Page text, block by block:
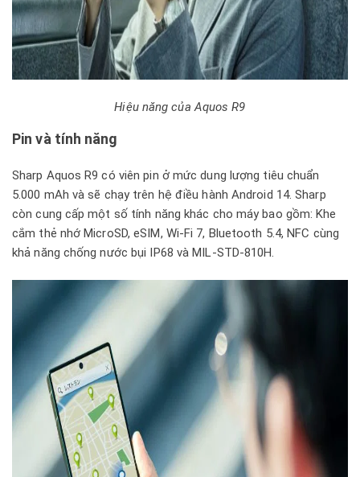
Hiệu năng của Aquos R9
Pin và tính năng
Sharp Aquos R9 có viên pin ở mức dung lượng tiêu chuẩn
5.000 mAh và sẽ chạy trên hệ điều hành Android 14. Sharp
còn cung cấp một số tính năng khác cho máy bao gồm: Khe
cắm thẻ nhớ MicroSD, eSIM, Wi-Fi 7, Bluetooth 5.4, NFC cùng
khả năng chống nước bụi IP68 và MIL-STD-810H.